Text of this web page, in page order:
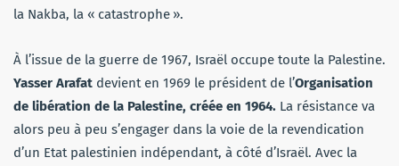
la Nakba, la « catastrophe ».
À l’issue de la guerre de 1967, Israël occupe toute la Palestine.
Yasser Arafat devient en 1969 le président de l’Organisation
de libération de la Palestine, créée en 1964. La résistance va
alors peu à peu s’engager dans la voie de la revendication
d’un Etat palestinien indépendant, à côté d’Israël. Avec la